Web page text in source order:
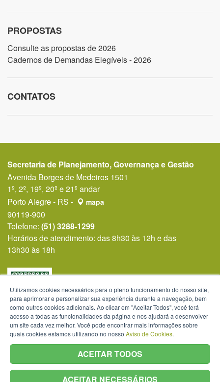
PROPOSTAS
Consulte as propostas de 2026
Cadernos de Demandas Elegíveis - 2026
CONTATOS
Secretaria de Planejamento, Governança e Gestão
Avenida Borges de Medeiros 1501
1º, 2º, 19º, 20º e 21º andar
Porto Alegre - RS -
mapa
90119-900
Telefone: (51) 3288-1299
Horários de atendimento: das 8h30 às 12h e das
13h30 às 18h
Utilizamos cookies necessários para o pleno funcionamento do nosso site,
para aprimorar e personalizar sua experiência durante a navegação, bem
como outros cookies adicionais. Ao clicar em "Aceitar Todos", você terá
acesso a todas as funcionalidades da página e nos ajudará a desenvolver
um site cada vez melhor. Você pode encontrar mais informações sobre
quais cookies estamos utilizando no nosso Aviso de Cookies.
ACEITAR TODOS
ACEITAR NECESSÁRIOS